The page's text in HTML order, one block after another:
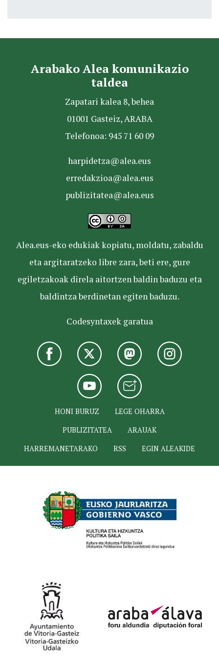
Arabako Alea komunikazio
taldea
Zapatari kalea 8, behea
01001 Gasteiz, ARABA
Telefonoa: 945 71 60 09
harpidetza@alea.eus
erredakzioa@alea.eus
publizitatea@alea.eus
Alea.eus-eko edukiak kopiatu, moldatu, zabaldu
eta argitaratzeko libre zara, beti ere, gure
egiletzakoak direla aitortzen baldin baduzu eta
baldintza berdinetan egiten baduzu.
Codesyntaxek garatua
HONI BURUZ
LEGE OHARRA
PUBLIZITATEA
ARAUAK
HARREMANETARAKO
RSS EGIN ALEAKIDE